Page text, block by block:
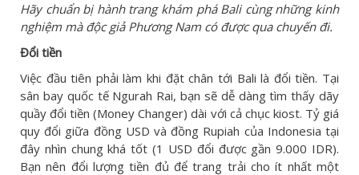
Hãy chuẩn bị hành trang khám phá Bali cùng những kinh
nghiệm mà độc giả Phương Nam có được qua chuyến đi.
Đổi tiền
Việc đầu tiên phải làm khi đặt chân tới Bali là đổi tiền. Tại
sân bay quốc tế Ngurah Rai, bạn sẽ dễ dàng tìm thấy dãy
quầy đổi tiền (Money Changer) dài với cả chục kiost. Tỷ giá
quy đổi giữa đồng USD và đồng Rupiah của Indonesia tại
đây nhìn chung khá tốt (1 USD đổi được gần 9.000 IDR).
Bạn nên đổi lượng tiền đủ để trang trải cho ít nhất một